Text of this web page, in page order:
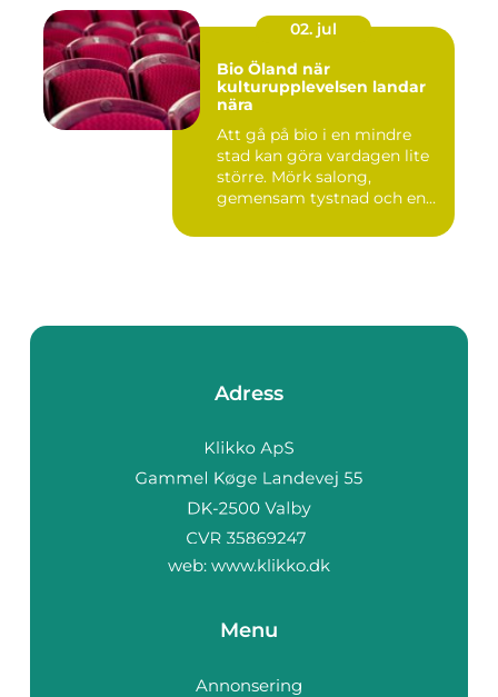
02. jul
Bio Öland när
kulturupplevelsen landar
nära
Att gå på bio i en mindre
stad kan göra vardagen lite
större. Mörk salong,
gemensam tystnad och en
Adress
web: www.klikko.dk
Menu
Annonsering